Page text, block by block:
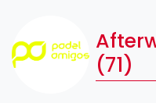
Verschiedenes
(71)